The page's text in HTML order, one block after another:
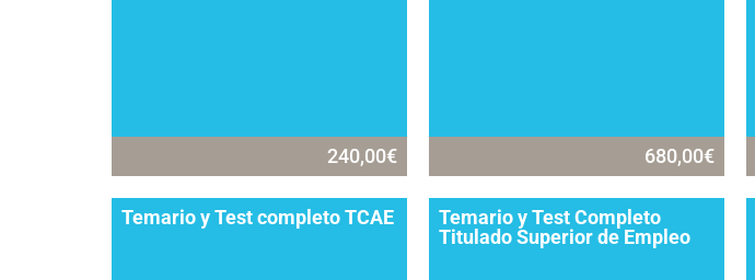
240,00€ 680,00€
Temario y Test completo TCAE
Temario y Test Completo
Titulado Superior de Empleo